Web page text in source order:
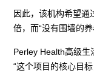
因此，该机构希望通
倍，而“没有围墙的
Perley Health高级生
“这个项目的核心目